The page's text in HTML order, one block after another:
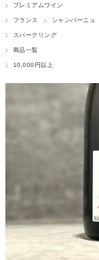
プレミアムワイン
フランス シャンパーニュ
スパークリング
商品一覧
10,000円以上